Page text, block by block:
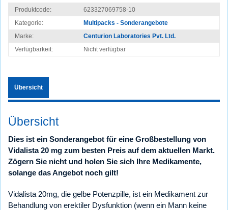
Produktcode:
623327069758-10
Kategorie:
Multipacks - Sonderangebote
Marke:
Centurion Laboratories Pvt. Ltd.
Verfügbarkeit:
Nicht verfügbar
Übersicht
Übersicht
Dies ist ein Sonderangebot für eine Großbestellung von
Vidalista 20 mg zum besten Preis auf dem aktuellen Markt.
Zögern Sie nicht und holen Sie sich Ihre Medikamente,
solange das Angebot noch gilt!
Vidalista 20mg, die gelbe Potenzpille, ist ein Medikament zur
Behandlung von erektiler Dysfunktion (wenn ein Mann keine